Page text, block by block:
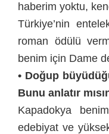
haberim yoktu,
Türkiye’nin
roman ödülü
benim için Dame
• Doğup
Bunu anlatır
Kapadokya
edebiyat ve